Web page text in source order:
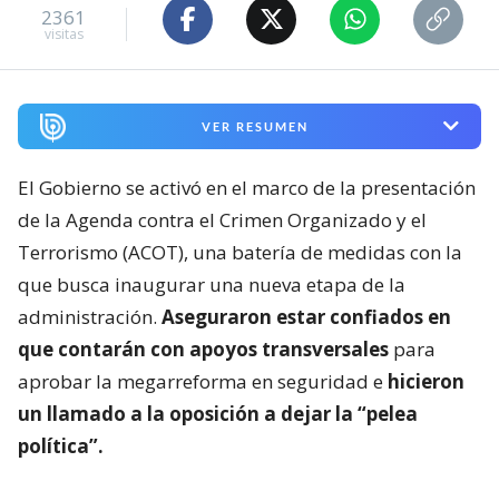
2361
visitas
VER RESUMEN
El Gobierno se activó en el marco de la presentación
de la Agenda contra el Crimen Organizado y el
Terrorismo (ACOT), una batería de medidas con la
que busca inaugurar una nueva etapa de la
administración. Aseguraron estar confiados en
que contarán con apoyos transversales para
aprobar la megarreforma en seguridad e hicieron
un llamado a la oposición a dejar la “pelea
política”.